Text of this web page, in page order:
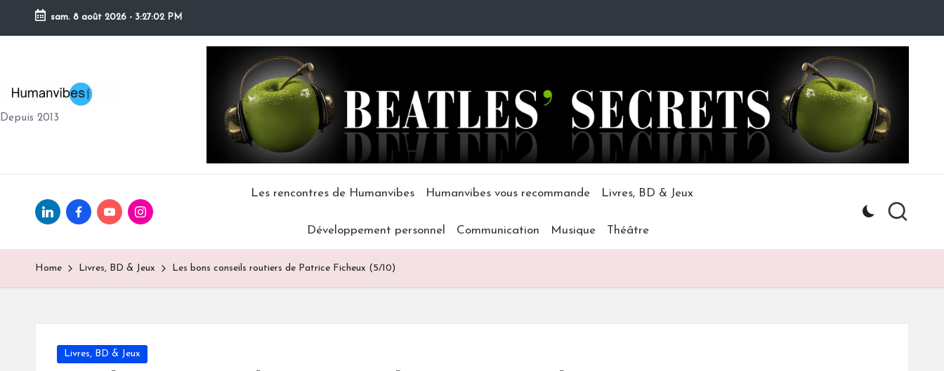
Skip
sam. 8 août 2026 - 3:27:03 PM
H
U
V
IB
Depuis 2013
Linkedin.comfacebook.com
Youtube.comInstagram.com
Les rencontres de Humanvibes Humanvibes vous recommande Livres, BD & Jeux
Développement personnel Communication Musique Théâtre
Home Livres, BD & Jeux Les bons conseils routiers de Patrice Ficheux (5/10)
Posted
Livres, BD & Jeux